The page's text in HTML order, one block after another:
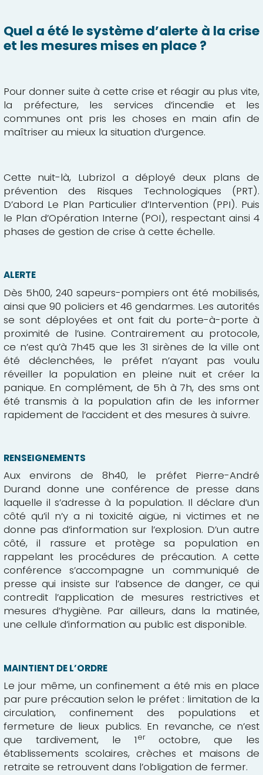
Quel a été le système d’alerte à la crise
et les mesures mises en place ?
Pour donner suite à cette crise et réagir au plus vite,
la préfecture, les services d’incendie et les
communes ont pris les choses en main afin de
maîtriser au mieux la situation d’urgence.
Cette nuit-là, Lubrizol a déployé deux plans de
prévention des Risques Technologiques (PRT).
D’abord Le Plan Particulier d’Intervention (PPI). Puis
le Plan d’Opération Interne (POI), respectant ainsi 4
phases de gestion de crise à cette échelle.
ALERTE
Dès 5h00, 240 sapeurs-pompiers ont été mobilisés,
ainsi que 90 policiers et 46 gendarmes. Les autorités
se sont déployées et ont fait du porte-à-porte à
proximité de l’usine. Contrairement au protocole,
ce n’est qu’à 7h45 que les 31 sirènes de la ville ont
été déclenchées, le préfet n’ayant pas voulu
réveiller la population en pleine nuit et créer la
panique. En complément, de 5h à 7h, des sms ont
été transmis à la population afin de les informer
rapidement de l’accident et des mesures à suivre.
RENSEIGNEMENTS
Aux environs de 8h40, le préfet Pierre-André
Durand donne une conférence de presse dans
laquelle il s’adresse à la population. Il déclare d’un
côté qu’il n’y a ni toxicité aigüe, ni victimes et ne
donne pas d’information sur l’explosion. D’un autre
côté, il rassure et protège sa population en
rappelant les procédures de précaution. A cette
conférence s’accompagne un communiqué de
presse qui insiste sur l’absence de danger, ce qui
contredit l’application de mesures restrictives et
mesures d’hygiène. Par ailleurs, dans la matinée,
une cellule d’information au public est disponible.
MAINTIENT DE L’ORDRE
Le jour même, un confinement a été mis en place
par pure précaution selon le préfet : limitation de la
circulation, confinement des populations et
fermeture de lieux publics. En revanche, ce n’est
que tardivement, le 1eroctobre, que les
établissements scolaires, crèches et maisons de
retraite se retrouvent dans l’obligation de fermer.